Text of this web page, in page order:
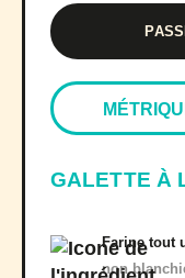
GALETTE À
Farine tout
non